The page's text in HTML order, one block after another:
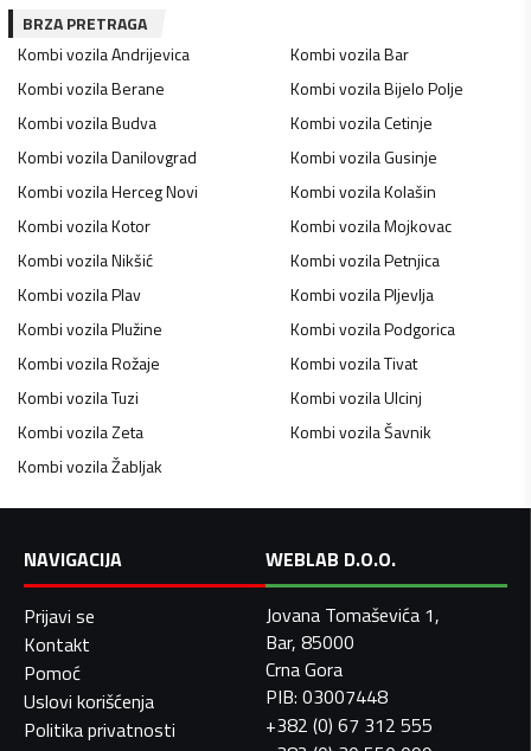
BRZA PRETRAGA
Kombi vozilaAndrijevica Kombi vozilaBar
Kombi vozilaBerane Kombi vozilaBijelo Polje
Kombi vozilaBudva Kombi vozilaCetinje
Kombi vozilaDanilovgrad Kombi vozilaGusinje
Kombi vozilaHerceg Novi Kombi vozilaKolašin
Kombi vozilaKotor Kombi vozilaMojkovac
Kombi vozilaNikšić Kombi vozilaPetnjica
Kombi vozilaPlav Kombi vozilaPljevlja
Kombi vozilaPlužine Kombi vozilaPodgorica
Kombi vozilaRožaje Kombi vozilaTivat
Kombi vozilaTuzi Kombi vozilaUlcinj
Kombi vozilaZeta Kombi vozilaŠavnik
Kombi vozilaŽabljak
NAVIGACIJA
Prijavi se
Kontakt
Pomoć
Uslovi korišćenja
Politika privatnosti
WEBLAB D.O.O.
Jovana Tomaševića 1,
Bar, 85000
Crna Gora
PIB: 03007448
+382 (0) 67 312 555